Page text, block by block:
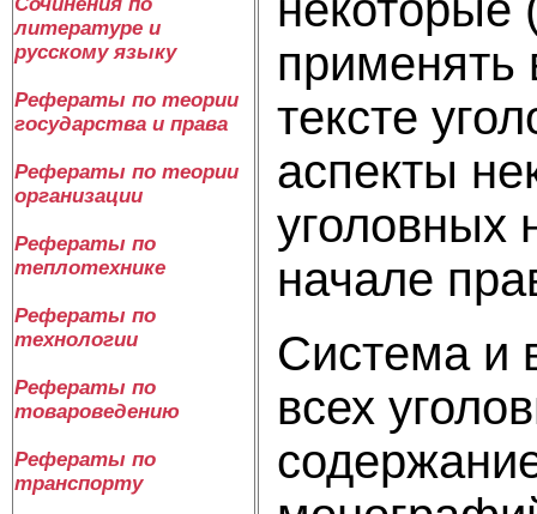
литературе и
русскому языку
Рефераты по теории
государства и права
Рефераты по теории
организации
Рефераты по
теплотехнике
Рефераты по
технологии
Рефераты по
товароведению
Рефераты по
транспорту
применять
тексте
аспекты
уголовных
начале
Система и
всех